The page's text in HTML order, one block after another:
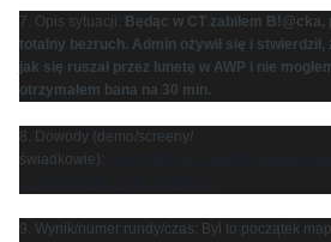
7. Opis sytuacji: Będąc w CT zabiłem B!@cka,
totalny bezruch. Admin ożywił się i stwierdził,
jak się ruszał przez lunetę w AWP i nie
otrzymałem bana na 30 min.
8. Dowody (demo/screeny/
świadkowie):
9. Wynik/numer rundy/czas: Był to początek